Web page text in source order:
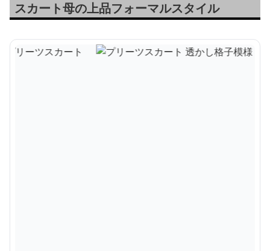
スカート母の上品フォーマルスタイル